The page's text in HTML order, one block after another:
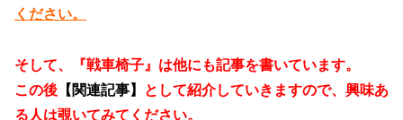
ください。
そして、『戦車椅子』は他にも記事を書いています。
この後 【関連記事】
として紹介していきますので、興味あ
る人は覗いてみてください。